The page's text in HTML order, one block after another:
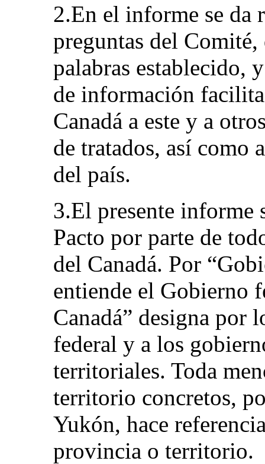
2.En el informe se da
preguntas del
palabras establecido,
de información
Canadá a este y a
de tratados, así como
del país.
3.El presente informe
Pacto por parte de
del Canadá. Por
entiende el Gobierno
Canadá” designa por
federal y a los
territoriales. Toda
territorio concretos,
Yukón, hace
provincia o territorio.